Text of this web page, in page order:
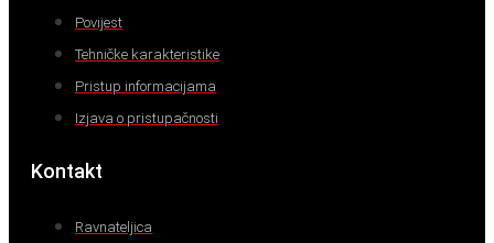
Povijest
Tehničke karakteristike
Pristup informacijama
Izjava o pristupačnosti
Kontakt
Ravnateljica